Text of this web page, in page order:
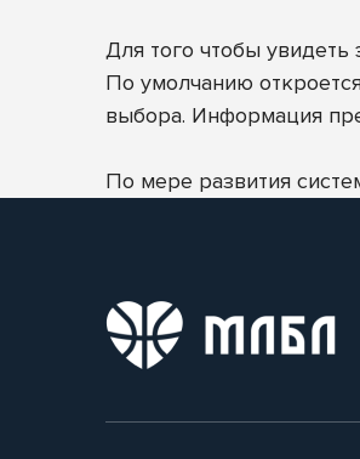
Для того чтобы
По умолчанию
выбора. Информация
По мере развития